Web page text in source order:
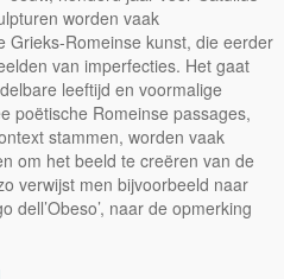
worden vaak
Grieks-Romeinse kunst, die eerder
van imperfecties. Het gaat
leeftijd en voormalige
poëtische Romeinse passages,
stammen, worden vaak
om het beeld te creëren van de
verwijst men bijvoorbeeld naar
dell’Obeso’, naar de opmerking